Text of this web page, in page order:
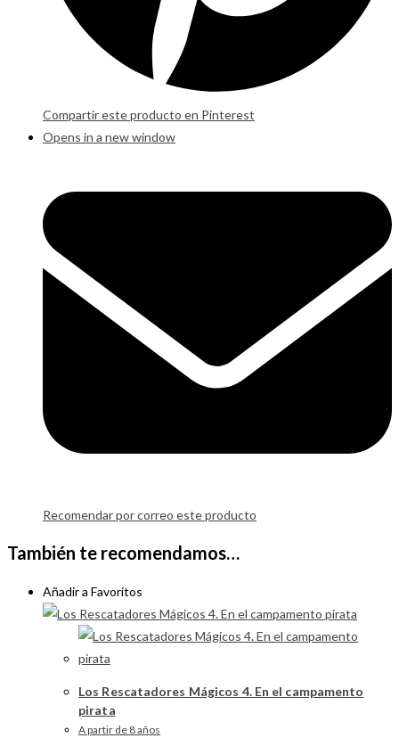
Compartir este producto en Pinterest
Opens in a new window
Recomendar por correo este producto
También te recomendamos…
Añadir a Favoritos
Los Rescatadores Mágicos 4. En el campamento
pirata
A partir de 8 años